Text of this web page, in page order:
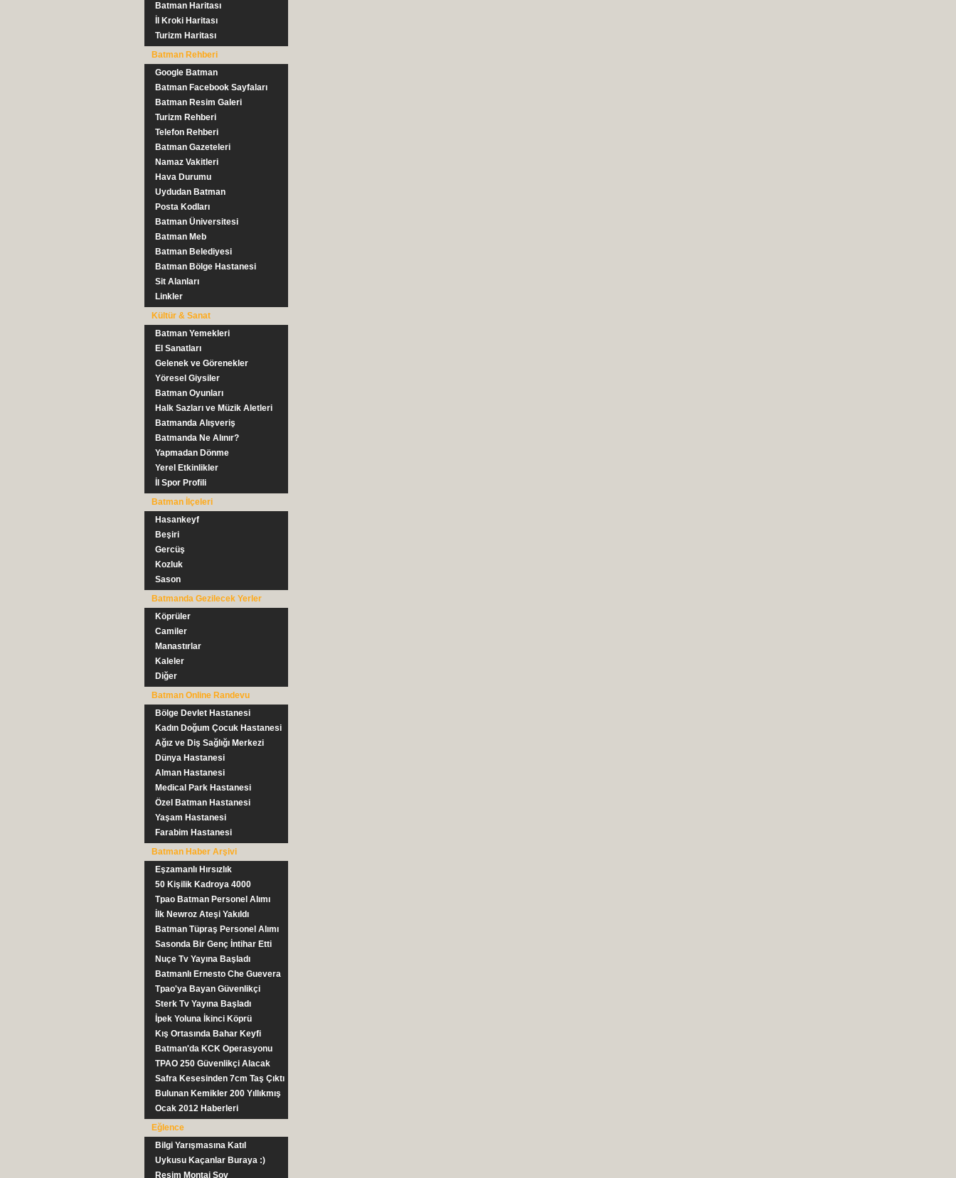
Batman Haritası
İl Kroki Haritası
Turizm Haritası
Batman Rehberi
Google Batman
Batman Facebook Sayfaları
Batman Resim Galeri
Turizm Rehberi
Telefon Rehberi
Batman Gazeteleri
Namaz Vakitleri
Hava Durumu
Uydudan Batman
Posta Kodları
Batman Üniversitesi
Batman Meb
Batman Belediyesi
Batman Bölge Hastanesi
Sit Alanları
Linkler
Kültür & Sanat
Batman Yemekleri
El Sanatları
Gelenek ve Görenekler
Yöresel Giysiler
Batman Oyunları
Halk Sazları ve Müzik Aletleri
Batmanda Alışveriş
Batmanda Ne Alınır?
Yapmadan Dönme
Yerel Etkinlikler
İl Spor Profili
Batman İlçeleri
Hasankeyf
Beşiri
Gercüş
Kozluk
Sason
Batmanda Gezilecek Yerler
Köprüler
Camiler
Manastırlar
Kaleler
Diğer
Batman Online Randevu
Bölge Devlet Hastanesi
Kadın Doğum Çocuk Hastanesi
Ağız ve Diş Sağlığı Merkezi
Dünya Hastanesi
Alman Hastanesi
Medical Park Hastanesi
Özel Batman Hastanesi
Yaşam Hastanesi
Farabim Hastanesi
Batman Haber Arşivi
Eşzamanlı Hırsızlık
50 Kişilik Kadroya 4000
Başvuru
Tpao Batman Personel Alımı
İlk Newroz Ateşi Yakıldı
Batman Tüpraş Personel Alımı
Sasonda Bir Genç İntihar Etti
Nuçe Tv Yayına Başladı
Batmanlı Ernesto Che Guevera
Tpao'ya Bayan Güvenlikçi
Sterk Tv Yayına Başladı
İpek Yoluna İkinci Köprü
Kış Ortasında Bahar Keyfi
Batman'da KCK Operasyonu
TPAO 250 Güvenlikçi Alacak
Safra Kesesinden 7cm Taş Çıktı
Bulunan Kemikler 200 Yıllıkmış
Ocak 2012 Haberleri
Eğlence
Bilgi Yarışmasına Katıl
Uykusu Kaçanlar Buraya :)
Resim Montaj Şov